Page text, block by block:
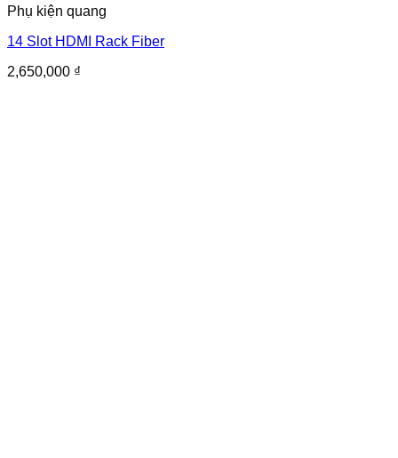
Phụ kiện quang
14 Slot HDMI Rack Fiber
2,650,000 ₫